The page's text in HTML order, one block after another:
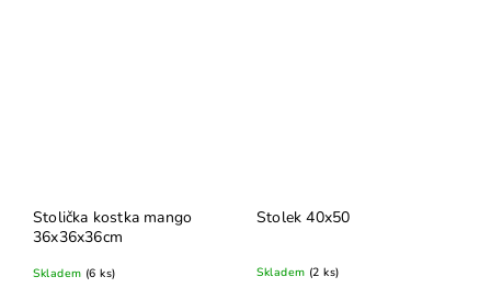
Stolička kostka mango
36x36x36cm
Skladem (6 ks)
Stolek 40x50
Skladem (2 ks)